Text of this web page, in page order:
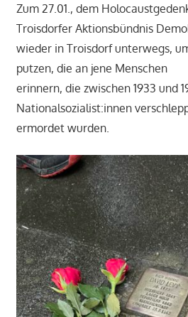
Zum 27.01., dem
Troisdorfer Aktionsbündnis
wieder in Troisdorf unterwegs,
putzen, die an jene Menschen
erinnern, die zwischen 1933 und
Nationalsozialist:innen
ermordet wurden.